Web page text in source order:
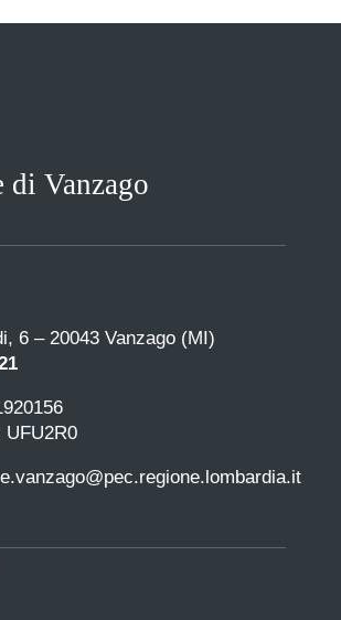
di Vanzago
6 – 20043 Vanzago (MI)
UFU2R0